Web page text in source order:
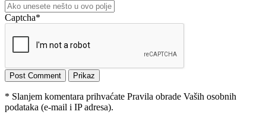
Captcha*
* Slanjem komentara prihvaćate Pravila obrade Vaših osobnih
podataka (e-mail i IP adresa).